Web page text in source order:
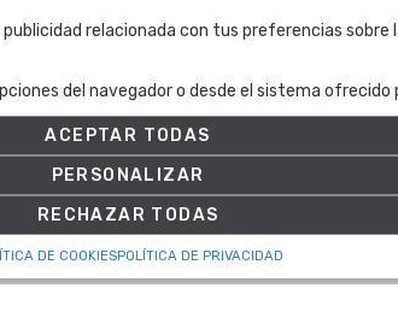
y condiciones
de Privacidad
Política de cookies
Ajuste de Cookies
relacionada con tus preferencias
del navegador o desde el sistema ofrecido
ACEPTAR TODAS
PERSONALIZAR
RECHAZAR TODAS
DE COOKIESPOLÍTICA DE PRIVACIDAD